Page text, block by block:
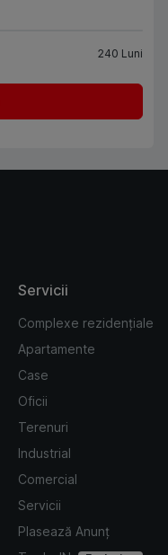
240 Luni
Servicii
Complexe rezidențiale
Apartamente
Case
Oficii
Terenuri
Industrial
Comercial
Servicii
Plasează Anunț